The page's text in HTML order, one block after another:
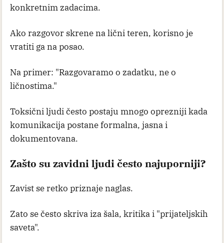
konkretnim zadacima.
Ako razgovor skrene na lični teren, korisno je
vratiti ga na posao.
Na primer: "Razgovaramo o zadatku, ne o
ličnostima."
Toksični ljudi često postaju mnogo oprezniji kada
komunikacija postane formalna, jasna i
dokumentovana.
Zašto su zavidni ljudi često najuporniji?
Zavist se retko priznaje naglas.
Zato se često skriva iza šala, kritika i "prijateljskih
saveta".